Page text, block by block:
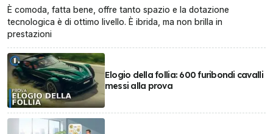
È comoda, fatta bene, offre tanto spazio e la dotazione
tecnologica è di ottimo livello. È ibrida, ma non brilla in
prestazioni
Elogio della follia: 600 furibondi cavalli
messi alla prova